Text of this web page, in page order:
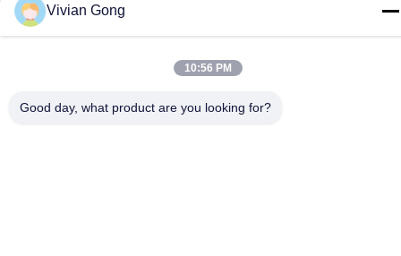
Nous Contacter
Politique de confidentialité|Plan du site| Chine Bonne qualité
Vivian Gong
10:56 PM
Good day, what product are you looking for?